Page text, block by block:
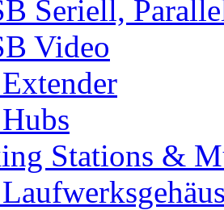
Seriell,
Video
Stations &